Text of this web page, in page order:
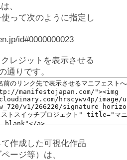
、
って次のように指定し
id#0000000023
レジットを表示させる
通りです。
作成した可視化作品
ージ等）は、